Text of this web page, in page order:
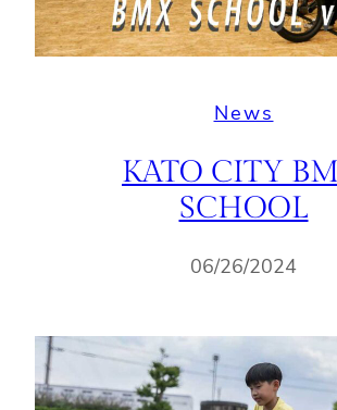
News
KATO CITY
SCHOOL
06/26/2024